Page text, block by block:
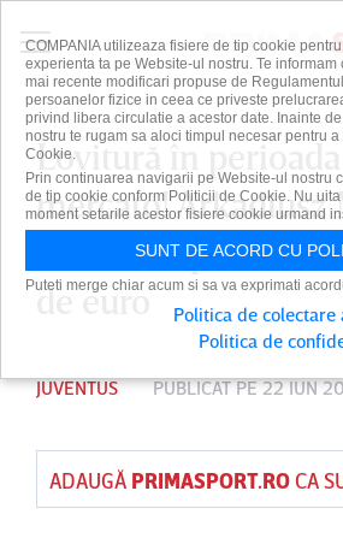
Lovitură în perioada
mercato! Arkadiusz
transferat pentru
de euro
JUVENTUS PUBLICAT PE 22 IUN
ADAUGĂ PRIMASPORT.ROCA
COMPANIA utilizeaza fisiere de tip cookie
experienta ta pe Website-ul nostru. Te
mai recente modificari propuse de
persoanelor fizice in ceea ce priveste
privind libera circulatie a acestor date. Inainte
nostru te rugam sa aloci timpul necesar pentru
Cookie.
Prin continuarea navigarii pe Website-ul nostru
de tip cookie conform Politicii de Cookie. Nu
moment setarile acestor fisiere cookie urmand
SUNT DE ACORD CU
Puteti merge chiar acum si sa va exprimati
Politica de colectare
Politica de